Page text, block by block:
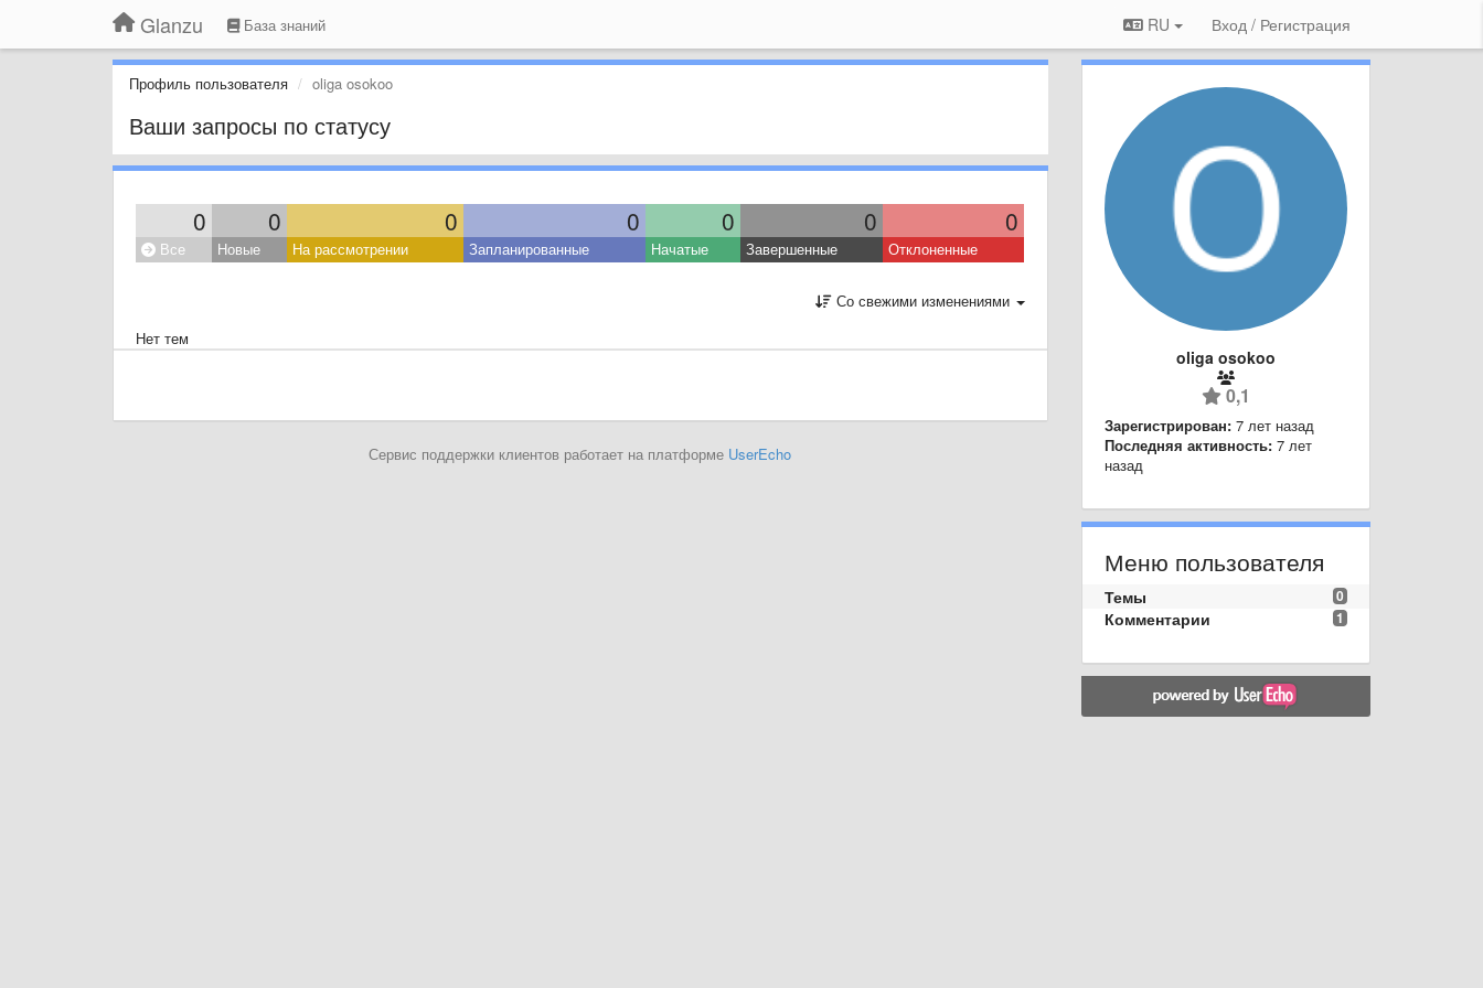
Glanzu База знаний RU Вход / Регистрация
Профиль пользователя oliga osokoo
Ваши запросы по статусу
0 0 0 0 0 0 0
Все Новые На рассмотрении Запланированные Начатые Завершенные Отклоненные
Со свежими изменениями
Нет тем
Сервис поддержки клиентов работает на платформе UserEcho
oliga osokoo
0,1
Зарегистрирован: 7 лет назад
Последняя активность: 7 лет
назад
Меню пользователя
0
Темы
1
Комментарии